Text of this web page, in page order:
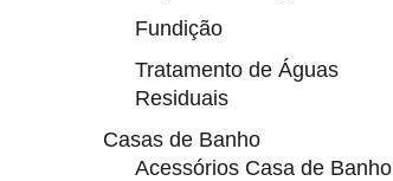
Fundição
Tratamento de Águas
Residuais
Casas de Banho
Acessórios Casa de Banho